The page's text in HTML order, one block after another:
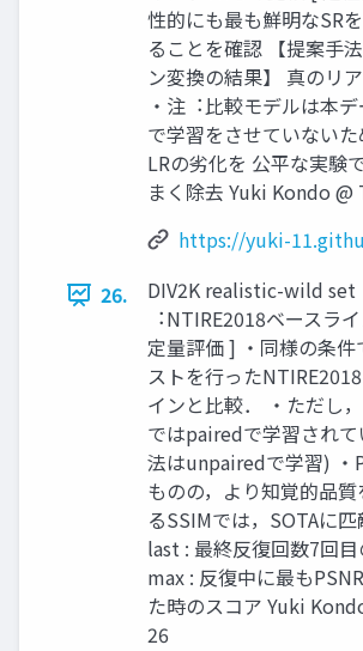
性的にも最も鮮明なSR
ることを確認 【提案⼿
ン変換の結果】 真のリ
・注︓⽐較モデルは本
で学習をさせていない
LRの劣化を 公平な実験
まく除去 Yuki Kondo
https://yuki-
26.
DIV2K realistic-wild set
︓NTIRE2018ベースラ
定量評価 ] ・同様の条件
ストを⾏った
インと⽐較． ・ただし
ではpairedで学習され
法はunpairedで学習) ・
ものの，より知覚的品
るSSIMでは，SOTAに
last : 最終反復回数7回
max : 反復中に最も
た時のスコア Yuki
26